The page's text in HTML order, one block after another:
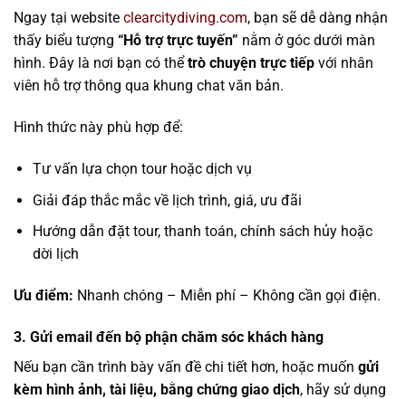
Ngay tại website clearcitydiving.com, bạn sẽ dễ dàng nhận
thấy biểu tượng “Hỗ trợ trực tuyến” nằm ở góc dưới màn
hình. Đây là nơi bạn có thể trò chuyện trực tiếp với nhân
viên hỗ trợ thông qua khung chat văn bản.
Hình thức này phù hợp để:
Tư vấn lựa chọn tour hoặc dịch vụ
Giải đáp thắc mắc về lịch trình, giá, ưu đãi
Hướng dẫn đặt tour, thanh toán, chính sách hủy hoặc
dời lịch
Ưu điểm: Nhanh chóng – Miễn phí – Không cần gọi điện.
3. Gửi email đến bộ phận chăm sóc khách hàng
Nếu bạn cần trình bày vấn đề chi tiết hơn, hoặc muốn gửi
kèm hình ảnh, tài liệu, bằng chứng giao dịch, hãy sử dụng